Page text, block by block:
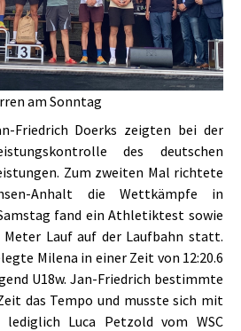
am Sonntag
Friedrich Doerks zeigten bei der
des deutschen
Zum zweiten Mal richtete
Anhalt die Wettkämpfe in
fand ein Athletiktest sowie
Meter Lauf auf der Laufbahn statt.
Milena in einer Zeit von 12:20.6
U18w. Jan-Friedrich bestimmte
das Tempo und musste sich mit
Luca Petzold vom WSC